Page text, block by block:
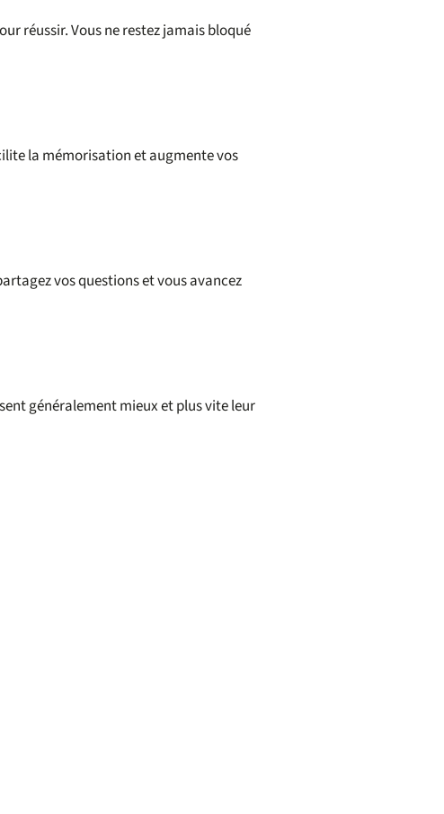
réussir. Vous ne restez jamais bloqué
la mémorisation et augmente vos
vos questions et vous avancez
généralement mieux et plus vite leur